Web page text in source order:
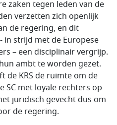
zaken tegen leden van de
verzetten zich openlijk
de regering, en dit
in strijd met de Europese
– een disciplinair vergrijp.
ambt te worden gezet.
de KRS de ruimte om de
SC met loyale rechters op
juridisch gevecht dus om
de regering.